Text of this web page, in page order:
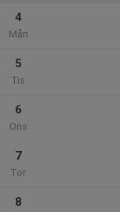
4
Mån
5
Tis
6
Ons
7
Tor
8